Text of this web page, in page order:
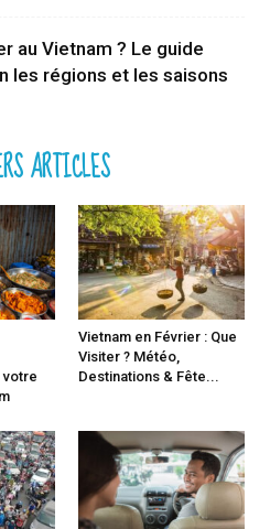
au Vietnam ? Le guide
les régions et les saisons
ARTICLES
votre
Vietnam en Février : Que
Visiter ? Météo,
Destinations & Fête...